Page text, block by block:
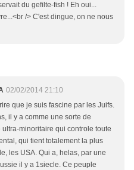
du gefilte-fish ! Eh oui...
/> C'est dingue, on ne nous
02/02/2014 21:10
que je suis fascine par les Juifs.
il y a comme une sorte de
minoritaire qui controle toute
qui tient totalement la plus
les USA. Qui a, helas, par une
il y a 1siecle. Ce peuple